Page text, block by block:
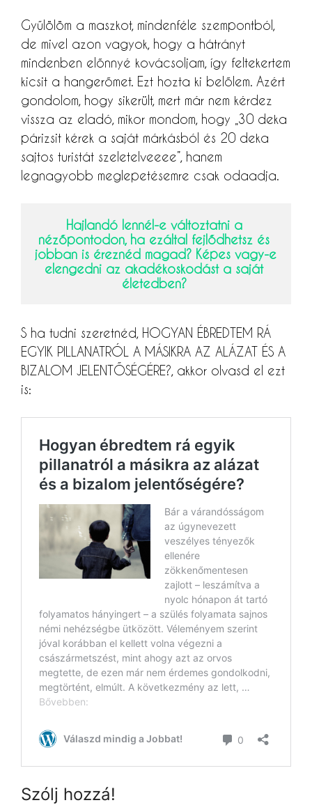
Gyűlölöm a maszkot, mindenféle szempontból,
de mivel azon vagyok, hogy a hátrányt
mindenben előnnyé kovácsoljam, így feltekertem
kicsit a hangerőmet. Ezt hozta ki belőlem. Azért
gondolom, hogy sikerült, mert már nem kérdez
vissza az eladó, mikor mondom, hogy „30 deka
párizsit kérek a saját márkásból és 20 deka
sajtos turistát szeletelveeee”, hanem
legnagyobb meglepetésemre csak odaadja.
Hajlandó lennél-e változtatni a
nézőpontodon, ha ezáltal fejlődhetsz és
jobban is éreznéd magad? Képes vagy-e
elengedni az akadékoskodást a saját
életedben?
S ha tudni szeretnéd, HOGYAN ÉBREDTEM RÁ
EGYIK PILLANATRÓL A MÁSIKRA AZ ALÁZAT ÉS A
BIZALOM JELENTŐSÉGÉRE?, akkor olvasd el ezt
is:
Szólj hozzá!